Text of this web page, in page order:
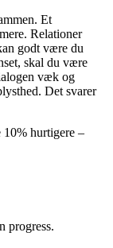
Et
Relationer
godt være du
skal du være
væk og
Det svarer
hurtigere –
progress.